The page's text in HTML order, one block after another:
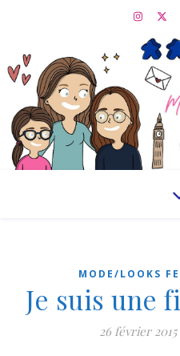
MODE/LOOKS
Je suis une
26 février 2015